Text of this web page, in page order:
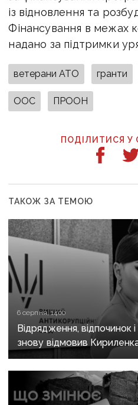
із відновлення та
Фінансування в межах
надано за підтримки
ветерани АТО гранти
ООС ПРООН
ПОДІЛИТИСЯ У
ТАКОЖ ЗА ТЕМОЮ
6 серпня, 14:00
Відрядження, відпочинок
знову відмовив